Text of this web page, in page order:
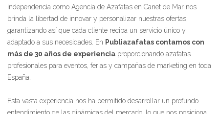
independencia como Agencia de Azafatas en Canet de Mar nos
brinda la libertad de innovar y personalizar nuestras ofertas,
garantizando así que cada cliente reciba un servicio único y
adaptado a sus necesidades. En Publiazafatas contamos con
más de 30 años de experiencia proporcionando azafatas
profesionales para eventos, ferias y campañas de marketing en toda
España.
Esta vasta experiencia nos ha permitido desarrollar un profundo